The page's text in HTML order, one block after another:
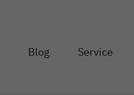
Blog Service